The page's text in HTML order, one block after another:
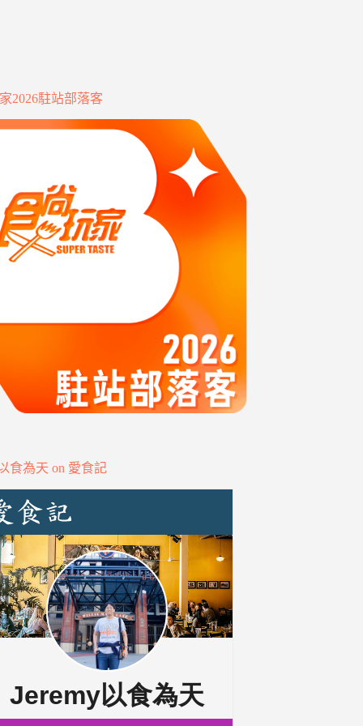
2026駐站部落客
食為天 on 愛食記